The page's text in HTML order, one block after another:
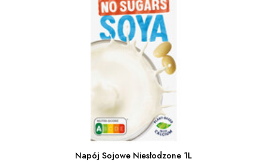
Napój Sojowe Niesłodzone 1L